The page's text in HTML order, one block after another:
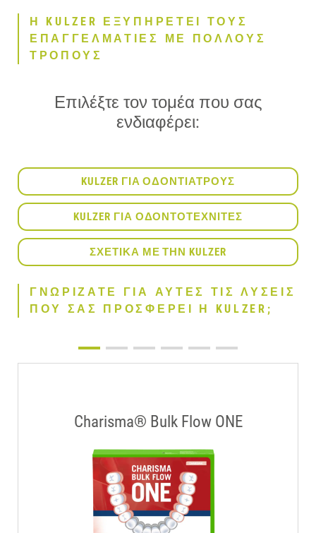
Η KULZER ΕΞΥΠΗΡΕΤΕΙ ΤΟΥΣ
ΕΠΑΓΓΕΛΜΑΤΙΕΣ ΜΕ ΠΟΛΛΟΥΣ
ΤΡΟΠΟΥΣ
Επιλέξτε τον τομέα που σας
ενδιαφέρει:
KULZER ΓΙΑ ΟΔΟΝΤΙΑΤΡΟΥΣ
KULZER ΓΙΑ ΟΔΟΝΤΟΤΕΧΝΙΤΕΣ
ΣΧΕΤΙΚΑ ΜΕ ΤΗΝ KULZER
ΓΝΩΡΙΖΑΤΕ ΓΙΑ ΑΥΤΕΣ ΤΙΣ ΛΥΣΕΙΣ
ΠΟΥ ΣΑΣ ΠΡΟΣΦΕΡΕΙ Η KULZER;
Charisma® Bulk Flow ONE